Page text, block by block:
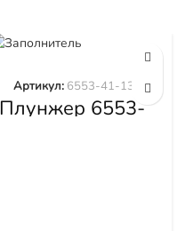
Плунжер 6553-
41-1300
Артикул: 6553-41-1300